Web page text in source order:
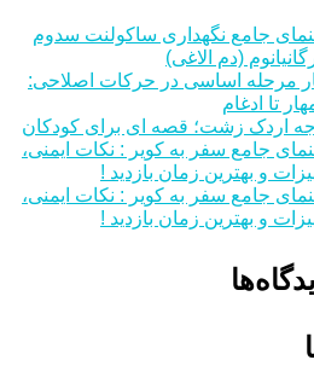
جامع نگهداری ساکولنت سدوم
(دم الاغی)
مرحله اساسی در حرکات اصلاحی:
تا ادغام
اردک زشت؛ قصه ای برای کودکان
جامع سفر به کویر : نکات ایمنی،
و بهترین زمان بازدید !
جامع سفر به کویر : نکات ایمنی،
و بهترین زمان بازدید !